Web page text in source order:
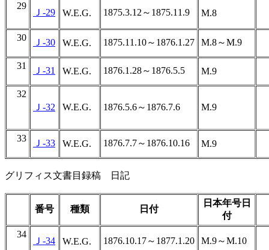
29
Ｊ-29 W.E.G. 1875.3.12～1875.11.9 M.8
30 Ｊ-30 W.E.G. 1875.11.10～1876.1.27 M.8～M.9
31 Ｊ-31 W.E.G. 1876.1.28～1876.5.5 M.9
32
Ｊ-32
W.E.G. 1876.5.6～1876.7.6 M.9
33 Ｊ-33 W.E.G. 1876.7.7～1876.10.16 M.9
グリフィス文書目録稿 日記
番号 種類 日付
日本年号日
付
34
Ｊ-34 W.E.G. 1876.10.17～1877.1.20 M.9～M.10